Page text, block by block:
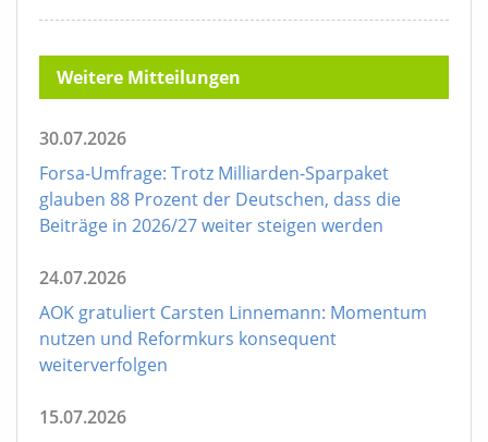
Weitere Mitteilungen
30.07.2026
Forsa-Umfrage: Trotz Milliarden-Sparpaket
glauben 88 Prozent der Deutschen, dass die
Beiträge in 2026/27 weiter steigen werden
24.07.2026
AOK gratuliert Carsten Linnemann: Momentum
nutzen und Reformkurs konsequent
weiterverfolgen
15.07.2026